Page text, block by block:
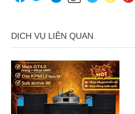
DỊCH VỤ LIÊN QUAN